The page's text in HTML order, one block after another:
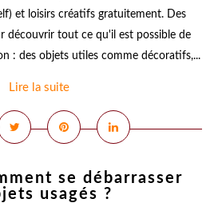
et loisirs créatifs gratuitement. Des
découvrir tout ce qu'il est possible de
: des objets utiles comme décoratifs,...
Lire la suite
se débarrasser
usagés ?